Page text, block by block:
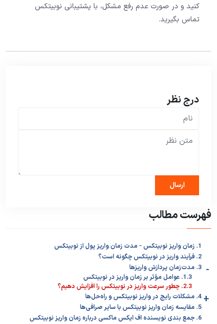
کنید و در صورت عدم رفع مشکل، با پشتیبانی نوبیتکس
تماس بگیرید.
درج نظر
فهرست مطالب
1. زمان واریز نوبیتکس - مدت زمان واریز پول از نوبیتکس
2. فرآیند واریز در نوبیتکس چگونه است؟
3. مدت‌زمان پردازش واریزها -
1.3. عوامل مؤثر بر زمان واریز در نوبیتکس
2.3. چطور سرعت واریز در نوبیتکس را افزایش دهیم؟
4. مشکلات رایج در واریز نوبیتکس و راه‌حل‌ها +
5. مقایسه زمان واریز نوبیتکس با سایر صرافی‌ها
6. جمع‌ بندی نویسنده اف ایکس ماکسی درباره زمان واریز نوبیتکس